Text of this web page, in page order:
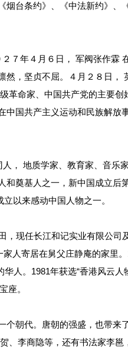
烟台条约》、《中法新约》、
７年４月６日， 军阀张作霖
，坚贞不屈。４月２８日，
革命家、中国共产党的主要创
中国共产主义运动和民族解放
， 地质学家、教育家、音乐
和奠基人之一，新中国成立后
以来感动中国人物之一。
现任长江和记实业有限公司
人寄居在舅父庄静庵的家里
人。1981年获选“香港风云人
座。
朝代。唐朝的强盛，也带来
、李商隐等，还有书法家李邕